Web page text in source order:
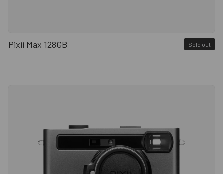
Pixii Max 128GB Sold out